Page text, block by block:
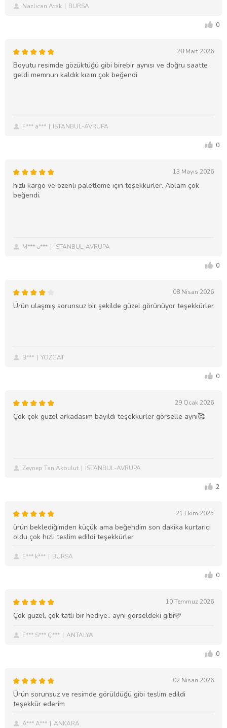
Nazlıcan Atak BURSA
0
28 Mart 2026
Boyutu resimde gözüktüğü gibi birebir aynısı ve doğru saatte
geldi memnun kaldık kızım çok beğendi
F*** a*** İSTANBUL-AVRUPA
0
13 Mayıs 2026
hızlı kargo ve özenli paletleme için teşekkürler. Ablam çok
beğendi.
M*** a*** İSTANBUL-AVRUPA
0
08 Nisan 2026
Ürün ulaşmış sorunsuz bir şekilde güzel görünüyor teşekkürler
B*** YOZGAT
0
29 Ocak 2026
Çok çok güzel arkadasım bayıldı teşekkürler görselle aynı🥰
Zeynep Tan Akbulut İSTANBUL-AVRUPA
2
21 Ekim 2025
ürün beklediğimden küçük ama beğendim son dakika kurtarıcı
oldu çok hızlı teslim edildi teşekkürler
E*** k*** BURSA
0
10 Temmuz 2026
Çok güzel, çok tatlı bir hediye.. aynı görseldeki gibi🩷
E*** S*** Ç*** ANTALYA
0
02 Nisan 2026
Ürün sorunsuz ve resimde görüldüğü gibi teslim edildi
teşekkür ederim
A*** A*** ANKARA